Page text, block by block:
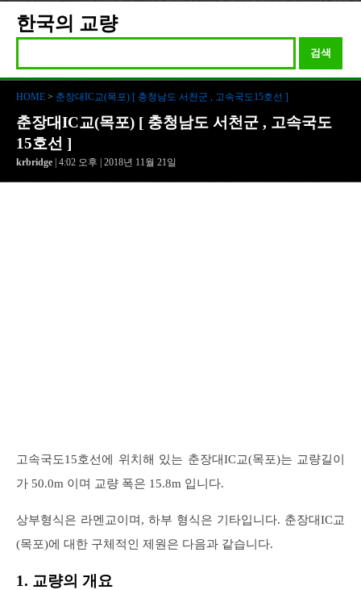
한국의 교량
검색
HOME > 춘장대IC교(목포) [ 충청남도 서천군 , 고속국도15호선 ]
춘장대IC교(목포) [ 충청남도 서천군 , 고속국도
15호선 ]
krbridge | 4:02 오후 | 2018년 11월 21일
고속국도15호선에 위치해 있는 춘장대IC교(목포)는 교량길이
가 50.0m 이며 교량 폭은 15.8m 입니다.
상부형식은 라멘교이며, 하부 형식은 기타입니다. 춘장대IC교
(목포)에 대한 구체적인 제원은 다음과 같습니다.
1. 교량의 개요